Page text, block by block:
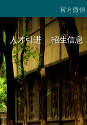
官方微信
人才引进 招生信息